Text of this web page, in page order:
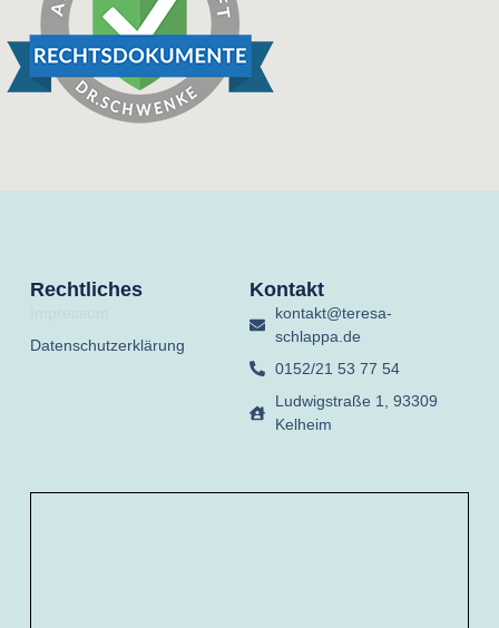
Rechtliches
Datenschutzerklärung
Kontakt
kontakt@teresa-
schlappa.de
0152/21 53 77 54
Ludwigstraße 1, 93309
Kelheim